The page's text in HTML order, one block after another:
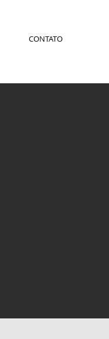
CONTATO